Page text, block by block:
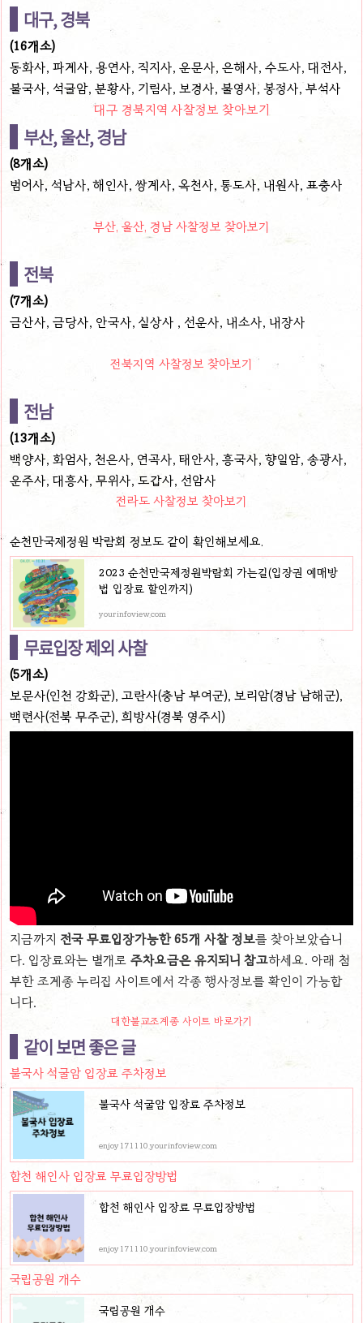
대구, 경북
(16개소)
동화사, 파계사, 용연사, 직지사, 운문사, 은해사, 수도사, 대전사,
불국사, 석굴암, 분황사, 기림사, 보경사, 불영사, 봉정사, 부석사
대구 경북지역 사찰정보 찾아보기
부산, 울산, 경남
(8개소)
범어사, 석남사, 해인사, 쌍계사, 옥천사, 통도사, 내원사, 표충사
부산, 울산, 경남 사찰정보 찾아보기
전북
(7개소)
금산사, 금당사, 안국사, 실상사 , 선운사, 내소사, 내장사
전북지역 사찰정보 찾아보기
전남
(13개소)
백양사, 화엄사, 천은사, 연곡사, 태안사, 흥국사, 향일암, 송광사,
운주사, 대흥사, 무위사, 도갑사, 선암사
전라도 사찰정보 찾아보기
순천만국제정원 박람회 정보도 같이 확인해보세요.
2023 순천만국제정원박람회 가는길(입장권 예매방
법 입장료 할인까지)
yourinfoview.com
무료입장 제외 사찰
(5개소)
보문사(인천 강화군), 고란사(충남 부여군), 보리암(경남 남해군),
백련사(전북 무주군), 희방사(경북 영주시)
지금까지 전국 무료입장가능한 65개 사찰 정보를 찾아보았습니
다. 입장료와는 별개로 주차요금은 유지되니 참고하세요. 아래 첨
부한 조계종 누리집 사이트에서 각종 행사정보를 확인이 가능합
니다.
대한불교조계종 사이트 바로가기
같이 보면 좋은 글
불국사 석굴암 입장료 주차정보
불국사 석굴암 입장료 주차정보
enjoy171110.yourinfoview.com
합천 해인사 입장료 무료입장방법
합천 해인사 입장료 무료입장방법
enjoy171110.yourinfoview.com
국립공원 개수
국립공원 개수